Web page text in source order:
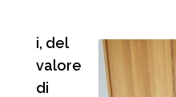
i, del
valore
di